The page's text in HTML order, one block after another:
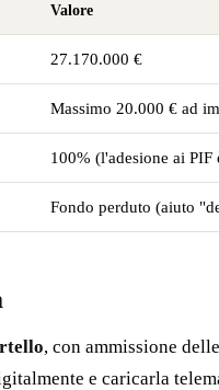
Valore
27.170.000 €
Massimo 20.000 € ad
100% (l'adesione ai
Fondo perduto (aiuto
, con ammissione
e caricarla